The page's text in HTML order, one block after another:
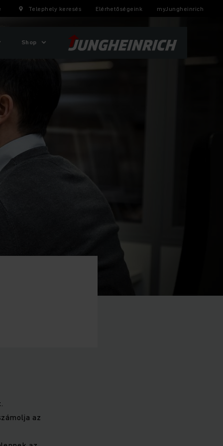
Telephely keresés Elérhetőségeink myJungheinrich
Shop
.
az